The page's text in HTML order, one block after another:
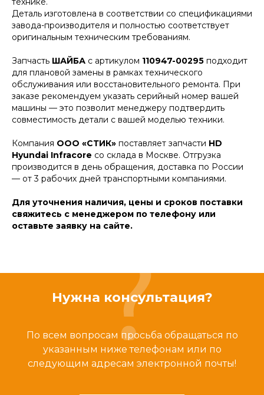
Деталь изготовлена в соответствии со спецификациями
завода-производителя и полностью соответствует
оригинальным техническим требованиям.
Запчасть ШАЙБА с артикулом 110947-00295 подходит
для плановой замены в рамках технического
обслуживания или восстановительного ремонта. При
заказе рекомендуем указать серийный номер вашей
машины — это позволит менеджеру подтвердить
совместимость детали с вашей моделью техники.
Компания ООО «СТИК» поставляет запчасти HD
Hyundai Infracore со склада в Москве. Отгрузка
производится в день обращения, доставка по России
— от 3 рабочих дней транспортными компаниями.
Для уточнения наличия, цены и сроков поставки
свяжитесь с менеджером по телефону или
оставьте заявку на сайте.
Нужна консультация?
По всем вопросам просьба обращаться по
указанным ниже телефонам или по
следующим адресам электронной почты!